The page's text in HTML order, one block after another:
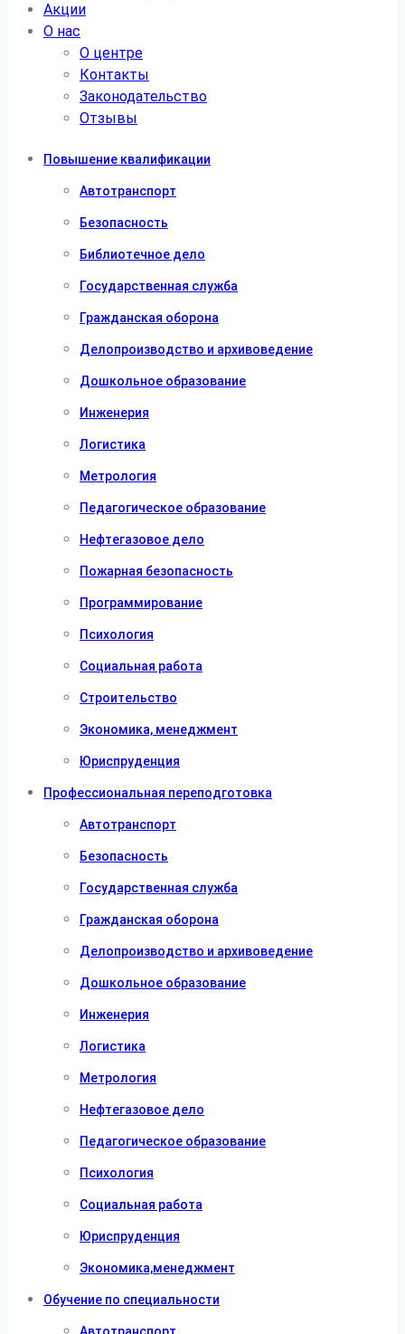
Акции
О нас
О центре
Контакты
Законодательство
Отзывы
Повышение квалификации
Автотранспорт
Безопасность
Библиотечное дело
Государственная служба
Гражданская оборона
Делопроизводство и архивоведение
Дошкольное образование
Инженерия
Логистика
Метрология
Педагогическое образование
Нефтегазовое дело
Пожарная безопасность
Программирование
Психология
Социальная работа
Строительство
Экономика, менеджмент
Юриспруденция
Профессиональная переподготовка
Автотранспорт
Безопасность
Государственная служба
Гражданская оборона
Делопроизводство и архивоведение
Дошкольное образование
Инженерия
Логистика
Метрология
Нефтегазовое дело
Педагогическое образование
Психология
Социальная работа
Юриспруденция
Экономика,менеджмент
Обучение по специальности